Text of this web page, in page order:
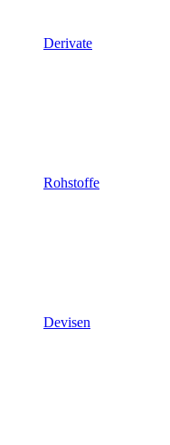
Derivate
Rohstoffe
Devisen